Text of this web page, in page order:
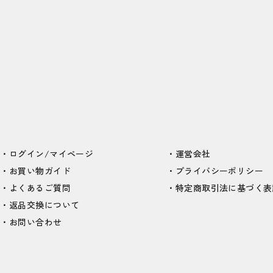
ログイン/マイページ
お買い物ガイド
よくあるご質問
返品交換について
お問い合わせ
運営会社
プライバシーポリシー
特定商取引法に基づく